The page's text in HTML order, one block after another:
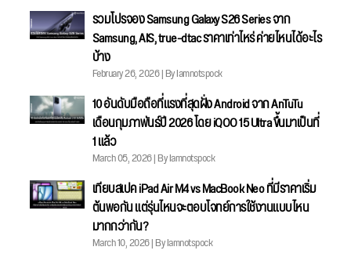
รวมโปรจอง Samsung Galaxy S26 Series จาก
Samsung, AIS, true-dtac ราคาเท่าไหร่ ค่ายไหนได้อะไร
บ้าง
February 26, 2026 | By Iamnotspock
10 อันดับมือถือที่แรงที่สุดฝั่ง Android จาก AnTuTu
เดือนกุมภาพันธ์ปี 2026 โดย iQOO 15 Ultra ขึ้นมาเป็นที่
1 แล้ว
March 05, 2026 | By Iamnotspock
เทียบสเปค iPad Air M4 vs MacBook Neo ที่มีราคาเริ่ม
ต้นพอกัน แต่รุ่นไหนจะตอบโจทย์การใช้งานแบบไหน
มากกว่ากัน?
March 10, 2026 | By Iamnotspock